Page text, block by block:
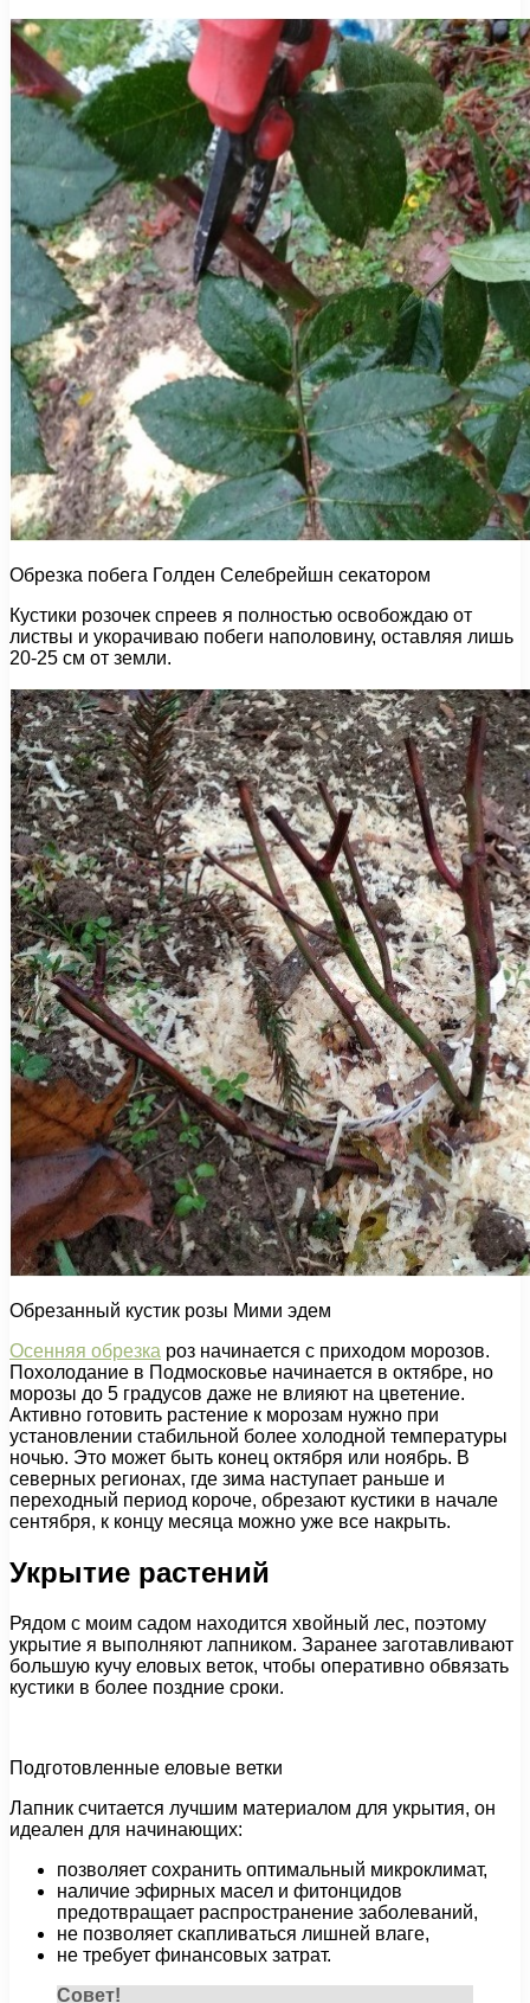
Обрезка побега Голден Селебрейшн секатором
Кустики розочек спреев я полностью освобождаю от
листвы и укорачиваю побеги наполовину, оставляя лишь
20-25 см от земли.
Обрезанный кустик розы Мими эдем
Осенняя обрезка роз начинается с приходом морозов.
Похолодание в Подмосковье начинается в октябре, но
морозы до 5 градусов даже не влияют на цветение.
Активно готовить растение к морозам нужно при
установлении стабильной более холодной температуры
ночью. Это может быть конец октября или ноябрь. В
северных регионах, где зима наступает раньше и
переходный период короче, обрезают кустики в начале
сентября, к концу месяца можно уже все накрыть.
Укрытие растений
Рядом с моим садом находится хвойный лес, поэтому
укрытие я выполняют лапником. Заранее заготавливают
большую кучу еловых веток, чтобы оперативно обвязать
кустики в более поздние сроки.
Подготовленные еловые ветки
Лапник считается лучшим материалом для укрытия, он
идеален для начинающих:
позволяет сохранить оптимальный микроклимат,
наличие эфирных масел и фитонцидов
предотвращает распространение заболеваний,
не позволяет скапливаться лишней влаге,
не требует финансовых затрат.
Совет!